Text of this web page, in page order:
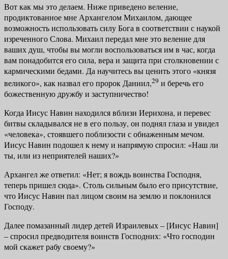
Вот как мы это делаем. Ниже приведено веление,
продиктованное мне Архангелом Михаилом, дающее
возможность использовать силу Бога в со­ответствии с наукой
изреченного Слова. Михаил передал мне это веление для
ваших душ, чтобы вы могли воспользоваться им в час, когда
вам пона­добится его сила, вера и защита при столкновении с
кармическими бедами. Да научитесь вы ценить этого «князя
великого», как назвал его пророк Да­ниил,29 и беречь его
божественную дружбу и заступничество!
Когда Иисус Навин находился вблизи Иерихона, и перевес
битвы скла­дывался не в его пользу, он поднял глаза и увидел
«человека», стоявшего поблизости с обнаженным мечом.
Иисус Навин подошел к нему и напря­мую спросил: «Наш ли
ты, или из неприятелей наших?»
Архангел же ответил: «Нет; я вождь воинства Господня,
теперь пришел сюда». Столь сильным было его присутствие,
что Иисус Навин пал лицом своим на землю и поклонился
Господу.
Далее помазанный лидер детей Израилевых – [Иисус Навин]
– спросил предводителя воинств Господних: «Что господин
мой скажет рабу своему?»